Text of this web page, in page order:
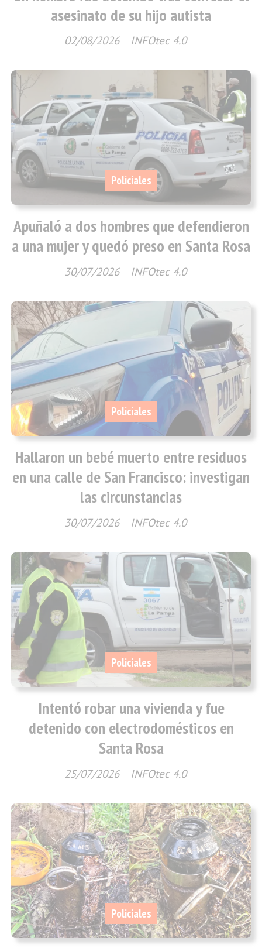
asesinato de su hijo autista
INFOtec 4.0
02/08/2026
Apuñaló a dos hombres que defendieron
a una mujer y quedó preso en Santa Rosa
INFOtec 4.0
Policiales
30/07/2026
Hallaron un bebé muerto entre residuos
en una calle de San Francisco: investigan
las circunstancias
INFOtec 4.0
Policiales
30/07/2026
Intentó robar una vivienda y fue
detenido con electrodomésticos en
Santa Rosa
INFOtec 4.0
Policiales
25/07/2026
Policiales